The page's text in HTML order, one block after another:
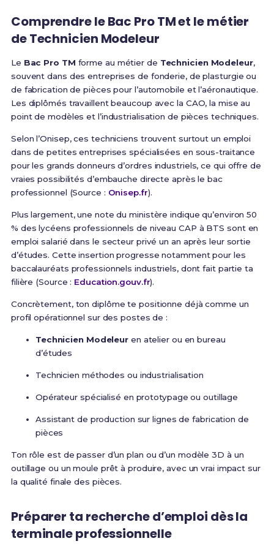
Comprendre le Bac Pro TM et le métier
de Technicien Modeleur
Le Bac Pro TM forme au métier de Technicien Modeleur,
souvent dans des entreprises de fonderie, de plasturgie ou
de fabrication de pièces pour l’automobile et l’aéronautique.
Les diplômés travaillent beaucoup avec la CAO, la mise au
point de modèles et l’industrialisation de pièces techniques.
Selon l’Onisep, ces techniciens trouvent surtout un emploi
dans de petites entreprises spécialisées en sous-traitance
pour les grands donneurs d’ordres industriels, ce qui offre de
vraies possibilités d’embauche directe après le bac
professionnel (Source : Onisep.fr).
Plus largement, une note du ministère indique qu’environ 50
% des lycéens professionnels de niveau CAP à BTS sont en
emploi salarié dans le secteur privé un an après leur sortie
d’études. Cette insertion progresse notamment pour les
baccalauréats professionnels industriels, dont fait partie ta
filière (Source : Education.gouv.fr).
Concrètement, ton diplôme te positionne déjà comme un
profil opérationnel sur des postes de :
Technicien Modeleur en atelier ou en bureau
d’études
Technicien méthodes ou industrialisation
Opérateur spécialisé en prototypage ou outillage
Assistant de production sur lignes de fabrication de
pièces
Ton rôle est de passer d’un plan ou d’un modèle 3D à un
outillage ou un moule prêt à produire, avec un vrai impact sur
la qualité finale des pièces.
Préparer ta recherche d’emploi dès la
terminale professionnelle